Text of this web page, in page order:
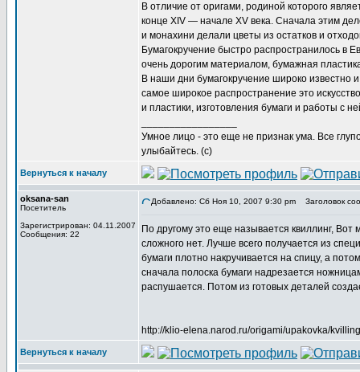
В отличие от оригами, родиной которого
конце ХIV — начале XV века. Сначала этим
и монахини делали цветы из остатков и
Бумагокручение быстро распространилось в
очень дорогим материалом, бумажная
В наши дни бумагокручение широко известно
самое широкое распространение это
и пластики, изготовления бумаги и работы с
Умное лицо - это еще не признак ума. Все
улыбайтесь. (с)
Вернуться к началу
oksana-san
Посетитель
Зарегистрирован: 04.11.2007
Сообщения: 22
Добавлено: Сб Ноя 10, 2007 9:30 pm Заголовок
По другому это еще называется квиллинг,
сложного нет. Лучше всего получается из
бумаги плотно накручивается на спицу, а
сначала полоска бумаги надрезается
распушается. Потом из готовых деталей
http://klio-elena.narod.ru/origami/upakovka/
Вернуться к началу